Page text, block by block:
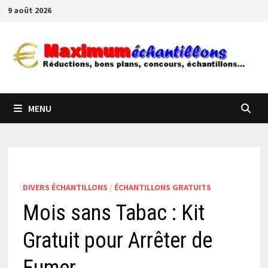
Passer
contenu
9 août 2026
MENU
DIVERS ÉCHANTILLONS / ÉCHANTILLONS GRATUITS
Mois sans Tabac : Kit
Gratuit pour Arrêter de